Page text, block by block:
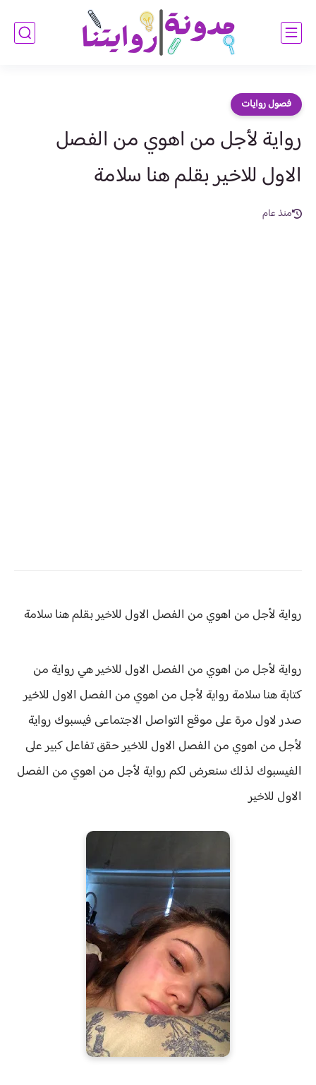
فصول روايات
رواية لأجل من اهوي من الفصل
الاول للاخير بقلم هنا سلامة
منذ عام
رواية لأجل من اهوي من الفصل الاول للاخير بقلم هنا سلامة
رواية لأجل من اهوي من الفصل الاول للاخير هي رواية من
كتابة هنا سلامة رواية لأجل من اهوي من الفصل الاول للاخير
صدر لاول مرة على موقع التواصل الاجتماعى فيسبوك رواية
لأجل من اهوي من الفصل الاول للاخيرحققتفاعل كبير على
الفيسبوك لذلك سنعرض لكمرواية لأجل من اهوي من الفصل
الاول للاخير